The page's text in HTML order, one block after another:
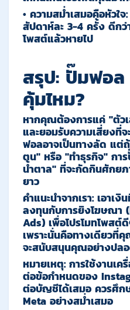
• ความสม่ำเสมอคือหัวใจ:
สัปดาห์ละ 3-4 ครั้ง ดีกว่
โพสต์แล้วหายไป
สรุป: ปั๊มฟอล
คุ้มไหม?
หากคุณต้องการแค่ "ตัวเ
และยอมรับความเสี่ยงที่
ฟอลอาจเป็นทางลัด แต่
ตน" หรือ "ทำธุรกิจ" กา
น้ำตาล" ที่จะกัดกินศักย
ยาว
คำแนะนำจากเรา: เอาเงิ
ลงทุนกับการยิงโฆษณา
Ads) เพื่อโปรโมทโพสต์
เพราะนั่นคือทางเดียวที่
จะสนับสนุนคุณอย่างปล
หมายเหตุ: การใช้งานเ
ต่อข้อกำหนดของ
ต่อบัญชีได้เสมอ ควรศึก
Meta อย่างสม่ำเสมอ